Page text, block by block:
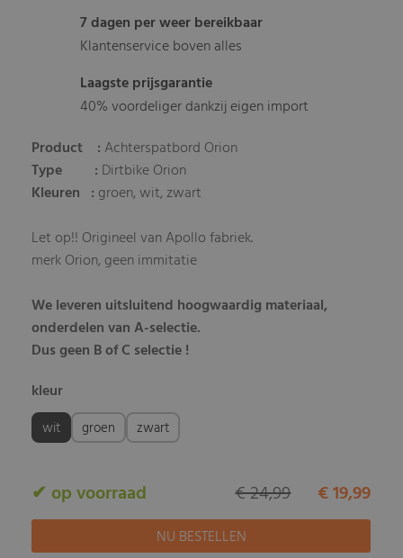
7 dagen per weer bereikbaar
Klantenservice boven alles
Laagste prijsgarantie
40% voordeliger dankzij eigen import
Product : Achterspatbord Orion
Type : Dirtbike Orion
Kleuren : groen, wit, zwart
Let op!! Origineel van Apollo fabriek.
merk Orion, geen immitatie
We leveren uitsluitend hoogwaardig materiaal,
onderdelen van A-selectie.
Dus geen B of C selectie !
kleur
wit groen zwart
✔ op voorraad € 19,99
€ 24,99